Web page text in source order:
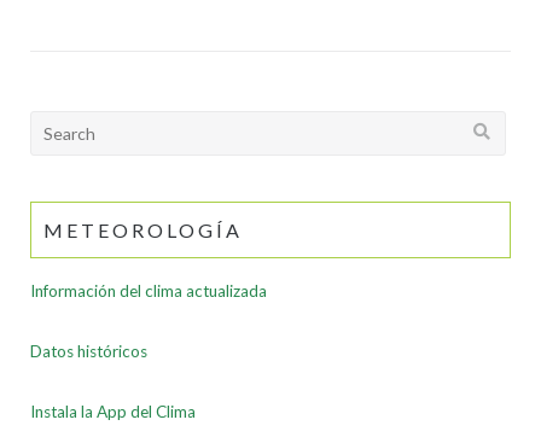
Search
METEOROLOGÍA
Información del clima actualizada
Datos históricos
Instala la App del Clima